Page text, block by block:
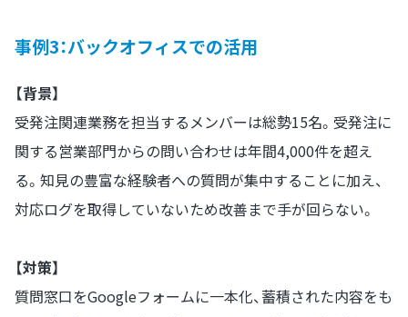
事例3：バックオフィスでの活用
【背景】
受発注関連業務を担当するメンバーは総勢15名。受発注に
関する営業部門からの問い合わせは年間4,000件を超え
る。知見の豊富な経験者への質問が集中することに加え、
対応ログを取得していないため改善まで手が回らない。
【対策】
質問窓口をGoogleフォームに一本化、蓄積された内容をも